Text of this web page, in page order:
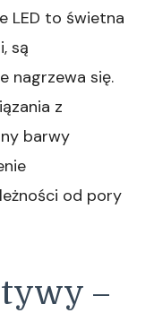
LED to świetna
są
nagrzewa się.
z
barwy
od pory
–